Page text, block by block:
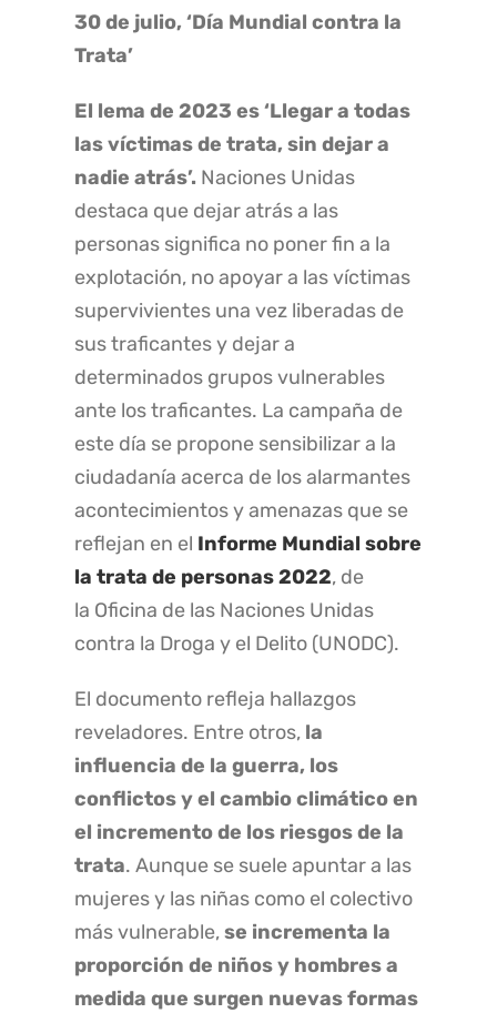
30 de julio, ‘Día Mundial contra la
Trata’
El lema de 2023 es ‘Llegar a todas
las víctimas de trata, sin dejar a
nadie atrás’. Naciones Unidas
destaca que dejar atrás a las
personas significa no poner fin a la
explotación, no apoyar a las víctimas
supervivientes una vez liberadas de
sus traficantes y dejar a
determinados grupos vulnerables
ante los traficantes. La campaña de
este día se propone sensibilizar a la
ciudadanía acerca de los alarmantes
acontecimientos y amenazas que se
reflejan en el Informe Mundial sobre
la trata de personas 2022, de
la Oficina de las Naciones Unidas
contra la Droga y el Delito (UNODC).
El documento refleja hallazgos
reveladores. Entre otros, la
influencia de la guerra, los
conflictos y el cambio climático en
el incremento de los riesgos de la
trata. Aunque se suele apuntar a las
mujeres y las niñas como el colectivo
más vulnerable,se incrementa la
proporción de niños y hombres a
medida que surgen nuevas formas